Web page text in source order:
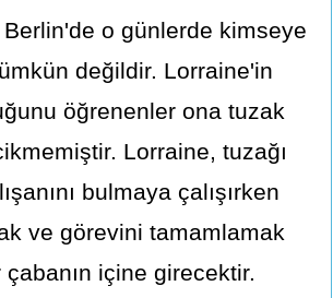
o günlerde kimseye
değildir. Lorraine'in
öğrenenler ona tuzak
Lorraine, tuzağı
bulmaya çalışırken
ve görevini tamamlamak
içine girecektir.